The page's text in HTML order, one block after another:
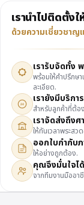
เรานำไปติดตั้ง
ด้วยความเชี่ยวชาญ
เรารับจัดทั้ง
พร้อมให้คำปรึกษ
ละเอียด.
24 เรายังมีบริก
สำหรับลูกค้าที่ต้อ
เราจัดส่งถึงศ
ให้ทันเวลาพระสว
ออกใบกำกับ
ให้อย่างถูกต้อง.
คุณจึงมั่นใจไ
จากทีมงานมืออา